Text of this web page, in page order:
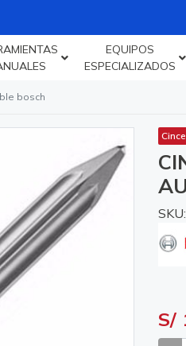
EQUIPOS
ESPECIALIZADOS
bosch
S/